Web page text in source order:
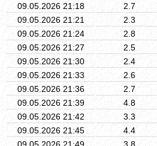
09.05.2026 21:18
2.7
09.05.2026 21:21
2.3
09.05.2026 21:24
2.8
09.05.2026 21:27
2.5
09.05.2026 21:30
2.4
09.05.2026 21:33
2.6
09.05.2026 21:36
2.7
09.05.2026 21:39
4.8
09.05.2026 21:42
3.3
09.05.2026 21:45
4.4
09.05.2026 21:49
3.8